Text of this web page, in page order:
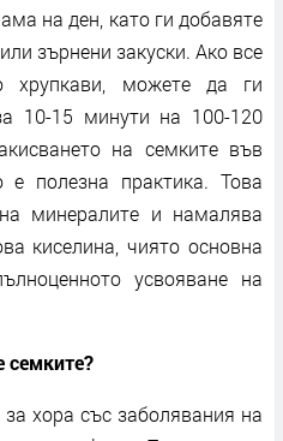
на ден, като ги добавяте
зърнени закуски. Ако все
хрупкави, можете да ги
10-15 минути на 100-120
на семките във
полезна практика. Това
минералите и намалява
киселина, чиято основна
усвояване на
семките?
хора със заболявания на